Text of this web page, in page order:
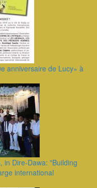
anniversaire de Lucy» à
in Dire-Dawa: "Building
international